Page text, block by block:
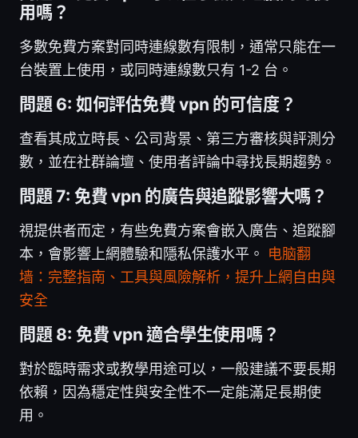
用嗎？
多數免費方案對同時連線數有限制，通常只能在一
台裝置上使用，或同時連線數只有 1-2 台。
問題 6: 如何評估免費 vpn 的可信度？
查看其成立時長、公司背景、第三方審核與評測分
數，並在社群論壇、使用者評論中尋找長期趨勢。
問題 7: 免費 vpn 的廣告與追蹤影響大嗎？
視提供者而定，有些免費方案會嵌入廣告、追蹤腳
本，會影響上網體驗和隱私保護水平。 电脑翻
墙：完整指南、工具與風險解析，提升上網自由與
安全
問題 8: 免費 vpn 適合學生使用嗎？
對於臨時需求或教學用途可以，一般建議不要長期
依賴，因為穩定性與安全性不一定能滿足長期使
用。